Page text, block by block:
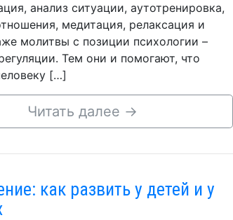
анализ ситуации, аутотренировка,
медитация, релаксация и
молитвы с позиции психологии –
Тем они и помогают, что
[…]
Читать далее →
как развить у детей и у